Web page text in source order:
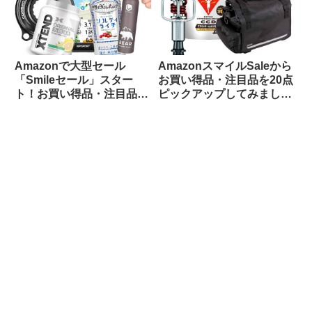
Amazonで大型セール
「Smileセール」スター
ト！お買い得品・注目品を
AmazonスマイルSaleから
お買い得品・注目品を20点
ピックアップしてみました